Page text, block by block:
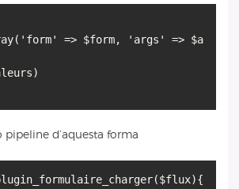
=> $form, 'args' => $a
pipeline d’aquesta forma